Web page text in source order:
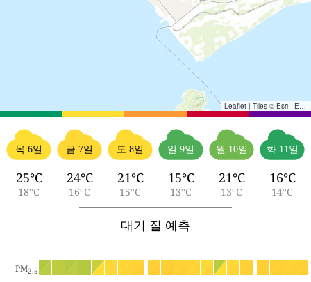
Leaflet | Tiles © Esri - Esri, DeLorme, NAVTEQ, TomTom, Intermap, iPC, USGS, FAO, NPS, NRCAN, GeoBase, Kadaster NL, Ordnance Survey, Esri Japan, METI, Esri China (Hong Kong), and the GIS User Community
목 6일
25°C
18°C
금 7일
24°C
16°C
토 8일
21°C
15°C
일 9일
15°C
13°C
월 10일
21°C
13°C
화 11일
16°C
14°C
대기 질 예측
PM2.5